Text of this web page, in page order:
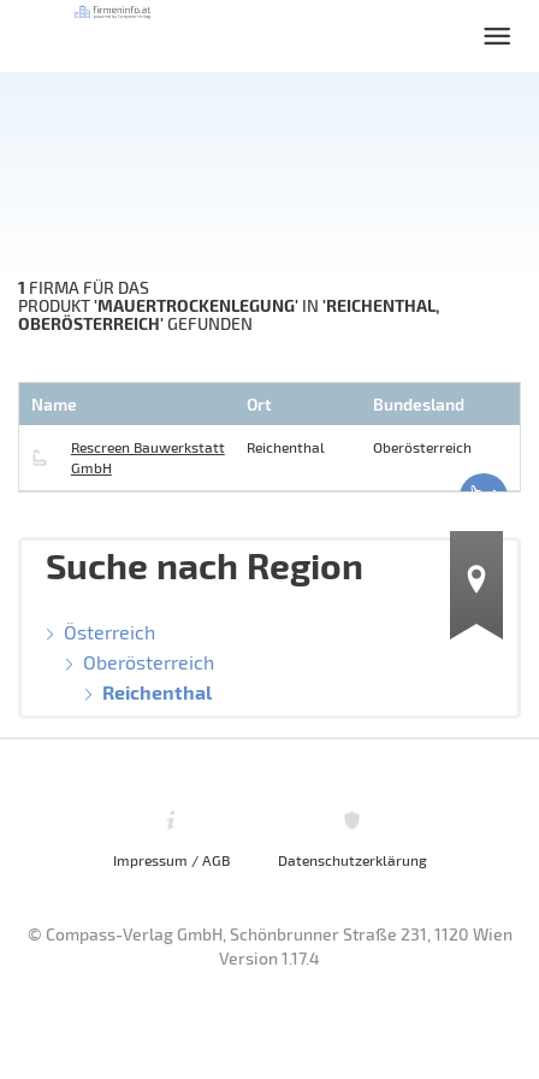
1 FIRMA FÜR DAS
PRODUKT'MAUERTROCKENLEGUNG' IN 'REICHENTHAL,
OBERÖSTERREICH'GEFUNDEN
Name Ort Bundesland
Rescreen Bauwerkstatt
GmbH
Reichenthal Oberösterreich
Suche nach Region
Österreich
Oberösterreich
Reichenthal
Impressum / AGB Datenschutzerklärung
© Compass-Verlag GmbH, Schönbrunner Straße 231, 1120 Wien
Version 1.17.4